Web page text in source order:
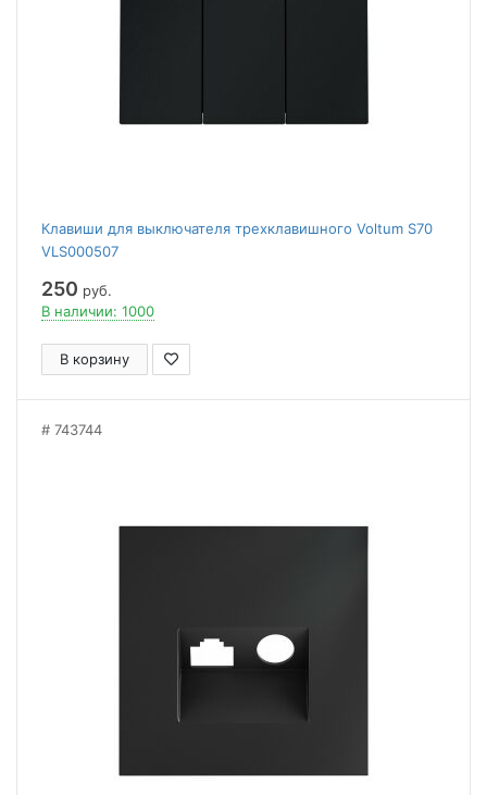
Клавиши для выключателя трехклавишного Voltum S70
VLS000507
250 руб.
В наличии: 1000
В корзину
743744